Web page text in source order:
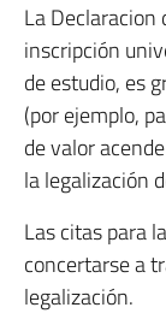
La Declaracion
inscripción
de estudio, es
(por ejemplo,
de valor
la legalización
Las citas para
concertarse a
legalización.